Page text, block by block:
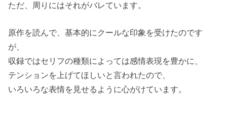
ただ、周りにはそれがバレています。
原作を読んで、基本的にクールな印象を受けたのです
が、
収録ではセリフの種類によっては感情表現を豊かに、
テンションを上げてほしいと言われたので、
いろいろな表情を見せるように心がけています。